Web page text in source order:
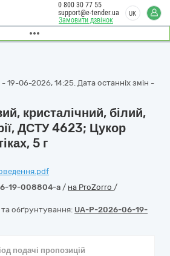
Замовити дзвінок
0 800 30 77 55
support@e-tender.ua
UK
19-06-2026, 14:25. Дата останніх змін -
кристалічний, білий,
ДСТУ 4623; Цукор
5 г
19-008804-a / на ProZorro /
та обґрунтування: UA-P-2026-06-19-
подачі пропозицій